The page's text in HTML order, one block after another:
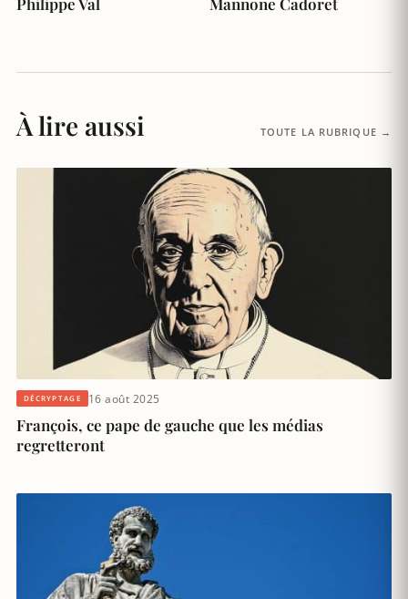
À lire aussi TOUTE LA RUBRIQUE →
DÉCRYPTAGE 16 août 2025
François, ce pape de gauche que les médias
regretteront